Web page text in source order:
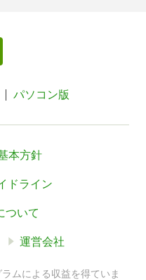
パソコン版
本方針
ドライン
ついて
運営会社
ムによる収益を得ていま